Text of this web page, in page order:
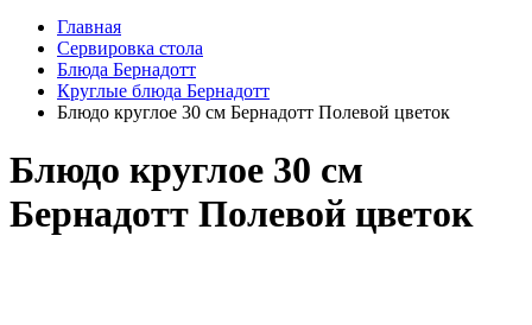
Главная
Сервировка стола
Блюда Бернадотт
Круглые блюда Бернадотт
Блюдо круглое 30 см Бернадотт Полевой цветок
Блюдо круглое 30 см
Бернадотт Полевой цветок